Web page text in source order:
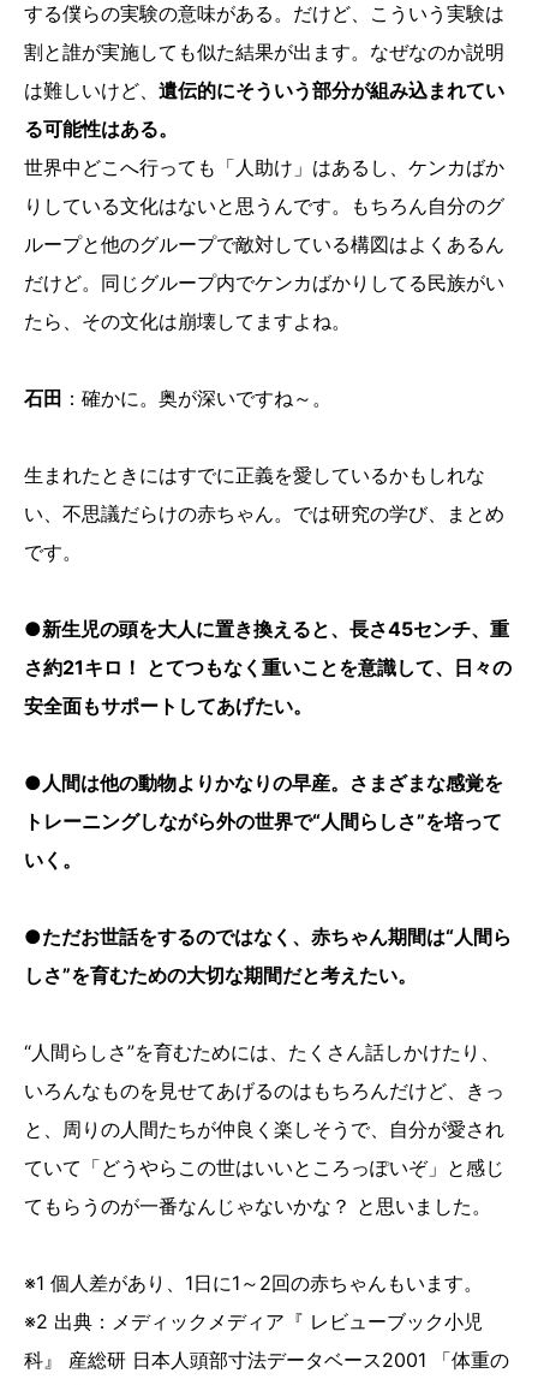
する僕らの実験の意味がある。だけど、こういう実験は
割と誰が実施しても似た結果が出ます。なぜなのか説明
は難しいけど、 遺伝的にそういう部分が組み込まれてい
る可能性はある。
世界中どこへ行っても「人助け」はあるし、ケンカばか
りしている文化はないと思うんです。もちろん自分のグ
ループと他のグループで敵対している構図はよくあるん
だけど。同じグループ内でケンカばかりしてる民族がい
たら、その文化は崩壊してますよね。
石田 ：確かに。奥が深いですね～。
生まれたときにはすでに正義を愛しているかもしれな
い、不思議だらけの赤ちゃん。では研究の学び、まとめ
です。
●新生児の頭を大人に置き換えると、長さ45センチ、重
さ約21キロ！ とてつもなく重いことを意識して、日々の
安全面もサポートしてあげたい。
●人間は他の動物よりかなりの早産。さまざまな感覚を
トレーニングしながら外の世界で“人間らしさ”を培って
いく。
●ただお世話をするのではなく、赤ちゃん期間は“人間ら
しさ”を育むための大切な期間だと考えたい。
“人間らしさ”を育むためには、たくさん話しかけたり、
いろんなものを見せてあげるのはもちろんだけど、きっ
と、周りの人間たちが仲良く楽しそうで、自分が愛され
ていて「どうやらこの世はいいところっぽいぞ」と感じ
てもらうのが一番なんじゃないかな？ と思いました。
※1 個人差があり、1日に1～2回の赤ちゃんもいます。
※2 出典：メディックメディア『 レビューブック小児
科』 産総研 日本人頭部寸法データベース2001 「体重の